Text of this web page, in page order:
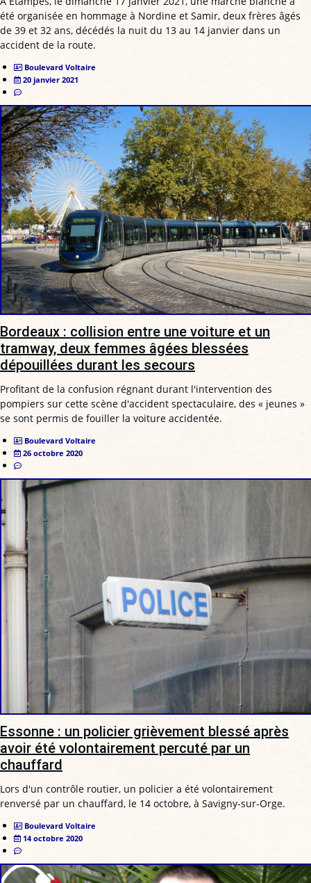
été organisée en hommage à Nordine et Samir, deux frères âgés
de 39 et 32 ans, décédés la nuit du 13 au 14 janvier dans un
accident de la route.
Boulevard Voltaire
20 janvier 2021
Bordeaux : collision entre une voiture et un
tramway, deux femmes âgées blessées
dépouillées durant les secours
Profitant de la confusion régnant durant l'intervention des
pompiers sur cette scène d'accident spectaculaire, des « jeunes »
se sont permis de fouiller la voiture accidentée.
Boulevard Voltaire
26 octobre 2020
Essonne : un policier grièvement blessé après
avoir été volontairement percuté par un
chauffard
Lors d'un contrôle routier, un policier a été volontairement
renversé par un chauffard, le 14 octobre, à Savigny-sur-Orge.
Boulevard Voltaire
14 octobre 2020